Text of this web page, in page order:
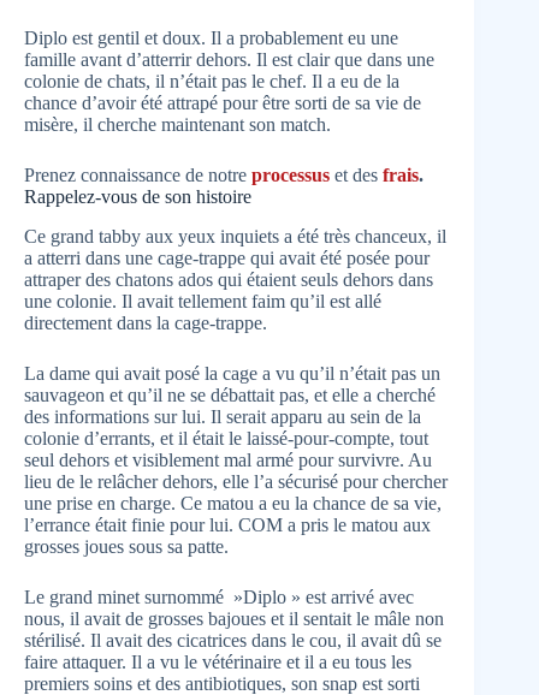
Diplo est gentil et doux. Il a probablement eu une
famille avant d’atterrir dehors. Il est clair que dans une
colonie de chats, il n’était pas le chef. Il a eu de la
chance d’avoir été attrapé pour être sorti de sa vie de
misère, il cherche maintenant son match.
Prenez connaissance de notre processus et des frais.
Rappelez-vous de son histoire
Ce grand tabby aux yeux inquiets a été très chanceux, il
a atterri dans une cage-trappe qui avait été posée pour
attraper des chatons ados qui étaient seuls dehors dans
une colonie. Il avait tellement faim qu’il est allé
directement dans la cage-trappe.
La dame qui avait posé la cage a vu qu’il n’était pas un
sauvageon et qu’il ne se débattait pas, et elle a cherché
des informations sur lui. Il serait apparu au sein de la
colonie d’errants, et il était le laissé-pour-compte, tout
seul dehors et visiblement mal armé pour survivre. Au
lieu de le relâcher dehors, elle l’a sécurisé pour chercher
une prise en charge. Ce matou a eu la chance de sa vie,
l’errance était finie pour lui. COM a pris le matou aux
grosses joues sous sa patte.
Le grand minet surnommé »Diplo » est arrivé avec
nous, il avait de grosses bajoues et il sentait le mâle non
stérilisé. Il avait des cicatrices dans le cou, il avait dû se
faire attaquer. Il a vu le vétérinaire et il a eu tous les
premiers soins et des antibiotiques, son snap est sorti